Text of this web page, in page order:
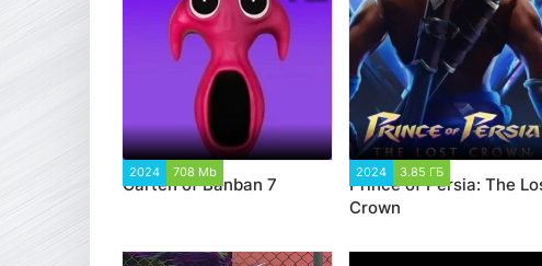
2024 708 Mb
Garten of Banban 7
2024 3.85 ГБ
Prince of Persia: The
Crown